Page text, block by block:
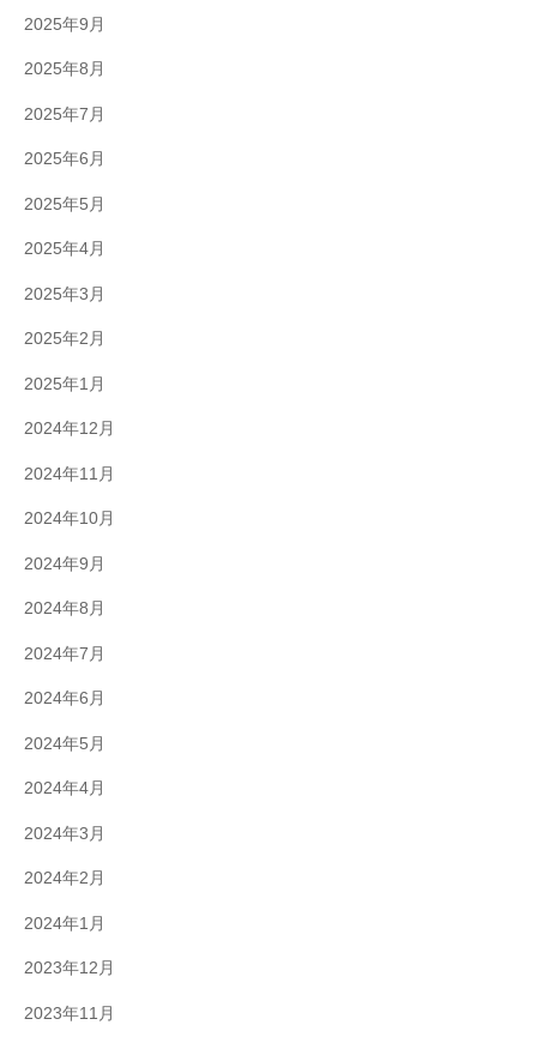
2025年9月
2025年8月
2025年7月
2025年6月
2025年5月
2025年4月
2025年3月
2025年2月
2025年1月
2024年12月
2024年11月
2024年10月
2024年9月
2024年8月
2024年7月
2024年6月
2024年5月
2024年4月
2024年3月
2024年2月
2024年1月
2023年12月
2023年11月